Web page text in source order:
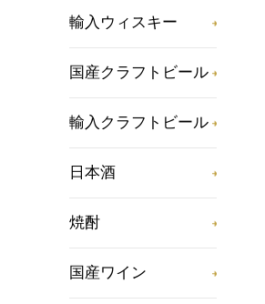
輸入ウィスキー
国産クラフトビール
輸入クラフトビール
日本酒
焼酎
国産ワイン